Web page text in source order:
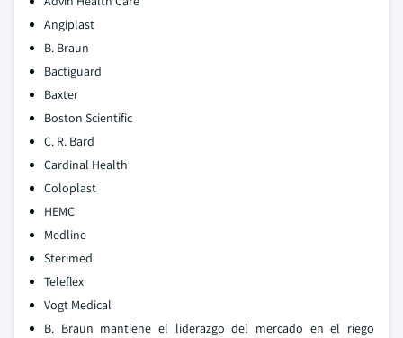
Angiplast
B. Braun
Bactiguard
Baxter
Boston Scientific
C. R. Bard
Cardinal Health
Coloplast
HEMC
Medline
Sterimed
Teleflex
Vogt Medical
B. Braun mantiene el liderazgo del mercado en el riego